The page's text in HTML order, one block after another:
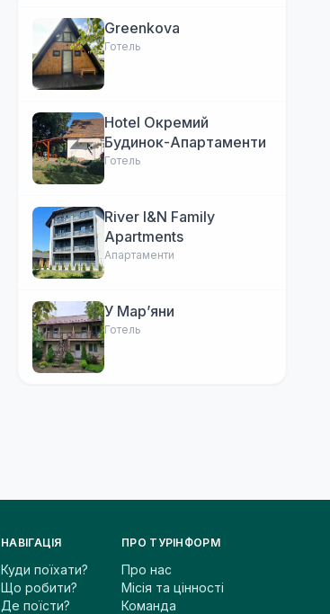
Greenkova
Готель
Hotel Окремий
Будинок-Апартаменти
Готель
River I&N Family
Apartments
Апартаменти
У Марʼяни
Готель
НАВІГАЦІЯ
Куди поїхати?
Що робити?
Де поїсти?
ПРО ТУРІНФОРМ
Про нас
Місія та цінності
Команда